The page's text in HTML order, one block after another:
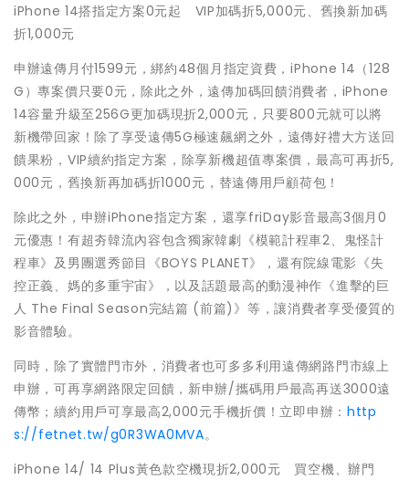
iPhone 14搭指定方案0元起 VIP加碼折5,000元、舊換新加碼
折1,000元
申辦遠傳月付1599元，綁約48個月指定資費，iPhone 14（128
G）專案價只要0元，除此之外，遠傳加碼回饋消費者，iPhone
14容量升級至256G更加碼現折2,000元，只要800元就可以將
新機帶回家！除了享受遠傳5G極速飆網之外，遠傳好禮大方送回
饋果粉，VIP續約指定方案，除享新機超值專案價，最高可再折5,
000元，舊換新再加碼折1000元，替遠傳用戶顧荷包！
除此之外，申辦iPhone指定方案，還享friDay影音最高3個月0
元優惠！有超夯韓流內容包含獨家韓劇《模範計程車2、鬼怪計
程車》及男團選秀節目《BOYS PLANET》，還有院線電影《失
控正義、媽的多重宇宙》，以及話題最高的動漫神作《進擊的巨
人 The Final Season完結篇 (前篇)》等，讓消費者享受優質的
影音體驗。
同時，除了實體門市外，消費者也可多多利用遠傳網路門市線上
申辦，可再享網路限定回饋，新申辦/攜碼用戶最高再送3000遠
傳幣；續約用戶可享最高2,000元手機折價！立即申辦： http
s://fetnet.tw/g0R3WA0MVA。
iPhone 14/ 14 Plus黃色款空機現折2,000元 買空機、辦門